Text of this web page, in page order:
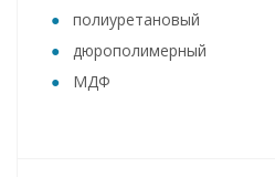
полиуретановый
дюрополимерный
МДФ